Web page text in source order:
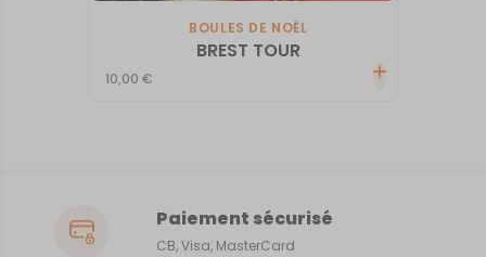
BOULES DE NOËL
BREST TOUR
10,00€
Paiement sécurisé
CB, Visa, MasterCard